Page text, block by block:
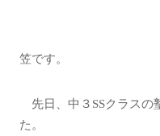
碩学ゼ
笠です。
先日、中３SSクラスの
た。